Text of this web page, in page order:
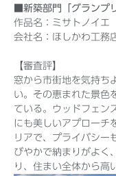
■新築部門「グランプ
作品名：ミサトノイエ
会社名：ほしかわ工務
【審査評】
窓から市街地を気持ち
い。その恵まれた景色
ている。ウッドフェン
にも美しいアプローチ
リアで、プライバシー
びやかで納まりがよく
り、住まい全体から高